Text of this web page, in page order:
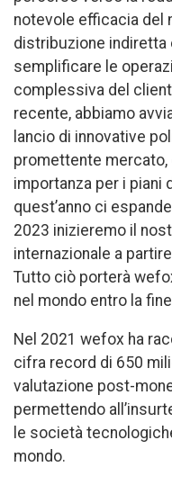
notevole efficacia del
distribuzione indiretta
semplificare le
complessiva del
recente, abbiamo
lancio di innovative
promettente mercato,
importanza per i piani
quest’anno ci
2023 inizieremo il
internazionale a
Tutto ciò porterà
nel mondo entro la
Nel 2021 wefox ha
cifra record di 650
valutazione post-
permettendo
le società
mondo.